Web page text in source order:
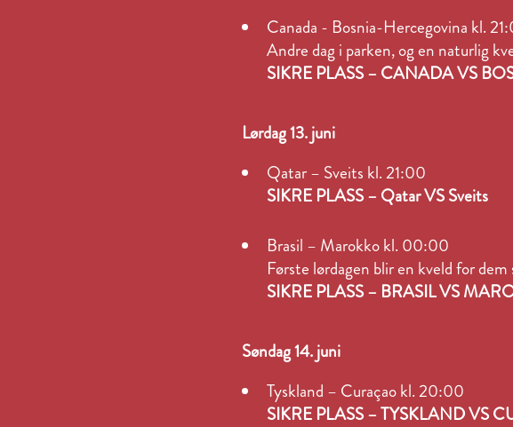
Canada - Bosnia-Hercegovina kl.
Andre dag i parken, og en naturlig
SIKRE PLASS – CANADA VS
Lørdag 13. juni
Qatar – Sveits kl. 21:00
SIKRE PLASS – Qatar VS Sveits
Brasil – Marokko kl. 00:00
Første lørdagen blir en kveld for
SIKRE PLASS – BRASIL VS
Søndag 14. juni
Tyskland – Curaçao kl. 20:00
SIKRE PLASS – TYSKLAND VS